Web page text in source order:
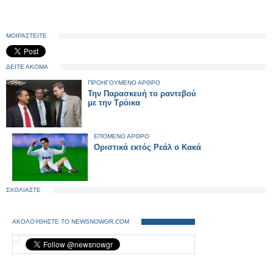
ΜΟΙΡΑΣΤΕΙΤΕ
ΔΕΙΤΕ ΑΚΟΜΑ
ΠΡΟΗΓΟΥΜΕΝΟ ΑΡΘΡΟ
Την Παρασκευή το ραντεβού
με την Τρόικα
ΕΠΟΜΕΝΟ ΑΡΘΡΟ
Οριστικά εκτός Ρεάλ ο Κακά
ΣΧΟΛΙΑΣΤΕ
ΑΚΟΛΟΥΘΗΣΤΕ ΤΟ NEWSNOWGR.COM